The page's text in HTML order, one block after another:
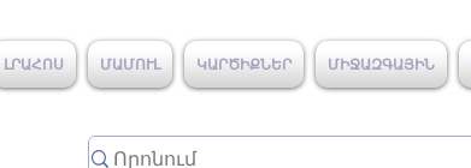
ԼՐԱՀՈՍ ՄԱՄՈՒԼ ԿԱՐԾԻՔՆԵՐ ՄԻՋԱԶԳԱՅԻՆ